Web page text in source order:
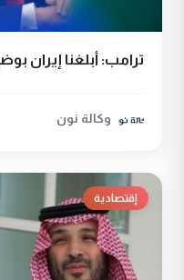
ترامب: أبلغنا إيران
وكالة نون
إقتصادية